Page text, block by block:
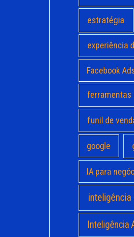
estratégia
experiência
Facebook
ferramentas
funil de
google
IA para
Inteligência